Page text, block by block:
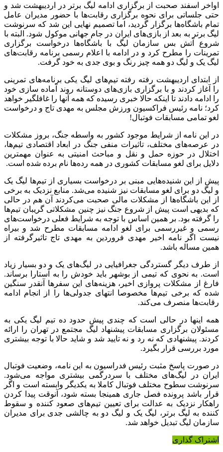
اواخر اسفند صحبت از برگزاری ادامه لیگ برتر در اردیبهشت شد و
حتی جلساتی برای نحوه برگزاری رقابت‌ها با حضور مدیران عامل
تمام باشگاه‌ها برگزار گردید، اما تصمیم نهایی این شد که سرنوشت
لیگ برتر به بعد از بازی‌های ایران در جام جهانی موکول شود. البته با
شروع آتش بس سازمان لیگ با باشگاه‌ها درخواست برگزاری
تمرینات را مطرح کرد و در ادامه با اعلام رسمی برنامه رقابت‌های
لیگ یک و لیگ دو همه چیز رنگ و بوی جدی به خود گرفت.
از ابتدای اردیبهشت رفته رفته تیم‌های لیگ یکی برنامه‌های تمرینی
را آغاز کردند و با برگزاری بازی‌های دوستانه روند آماده سازی خود
را ادامه دادند تا اینکه حالا خبری رسیده که همه آنها را غافلگیر خواهد
کرد؛ نامه رئیس فراکسیون ورزش مجلس به مهدی تاج و درخواست
لغو تمامی مسابقات فوتبال!
در این نامه از شرایط موجود کشور به واسطه جنگ، بروز مشکلات
در عرصه‌های مختلف، تاثیرات منفی جنگ در ابعاد اقتصادی تیم‌ها،
اختلال در حوزه حمل و نقل و مباحث امنیتی به عنوان مهمترین
دلایل برای لغو مسابقات کشوری در همه رده‌ها نام برده شده است.
پیش از این شنیده‌هایی مبنی بر درخواست بسیاری از تیم‌ها لیگ یک
و لیگ دو برای لغو مسابقات نیز شنیده می‌شد. منابع نزدیک به برخی
از این باشگاه‌ها از مشکلات مالی صحبت می‌کردند آن هم در حالی
که بدیهی است پیش از شروع جنگ نیز چنین مشکلاتی گریبان تیم‌ها
را گرفته بود. بر همین اساس با توجه به شرایط فعلی درخواست‌های
رسمی و غیررسمی برای لغو ادامه مسابقات مطرح شد و بیراه
نیست اگر نامه اخیر مهدی فروردین به مهدی تاج تاثیرگرفته از
همین مساله باشد.
از طرف دیگر گستردگی جغرافیایی در لیگ‌های یک و دو بسیار زیاد
است. به نحوی که تیمی از بوشهر باید خودش را به آستارا برساند.
فارغ از مشکلات پروازی اخیر، هزینه‌های این سفر‌ها آنقدر سنگین
شده که برخی تیم‌ها مخصوصا انتهای جدولی‌ها را از انجام ادامه
رقابت‌ها منصرف می‌کند.
همه اینها در حالی است که چندی پیش حدود ده تیم لیگ یکی به
مسئولان برگزاری مسابقات پیشنهاد لیگ مجتمع در تهران را ارائه
کردند. پیشنهادی که نه رد و نه تایید شد و شاید حالا با توجه بیشتری
مورد بررسی قرار بگیرد.
در صورت پاسخ مثبت رئیس فدراسیون به این نامه، وضعیت فوتبال
ایران در لیگ‌های مختلف با سردرگمی بیشتری مواجه می‌شود.
سرنوشت سطوح مختلف فوتبال کاملا به یکدیگر وابسته است و اگر
قرار باشد پرونده فصل جاری همینجا بسته شود، آنوقت پیدا کردن
راهکار نزدیک به عدالت برای تعیین تیم‌های صعود کننده و سقوط
کننده به لیگ برتر، لیگ یک و لیگ دو به چالشی جدی برای مدیران
سازمان لیگ تبدیل خواهد شد.
اشتراک گذاری